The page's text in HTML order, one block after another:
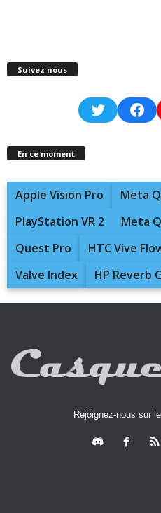
Suivez nous
Twitter
En ce moment
Apple Vision Pro
Meta
PlayStation VR 2
Meta
Quest Pro
HTC Vive
Valve Index
HP Reverb
Rejoignez-nous sur